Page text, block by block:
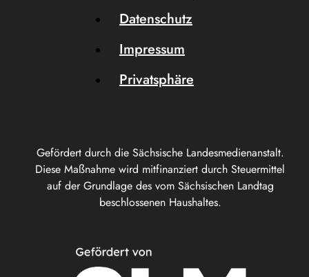
Gefördert durch die Sächsische Landesmedienanstalt.
Diese Maßnahme wird mitfinanziert durch Steuermittel
auf der Grundlage des vom Sächsischen Landtag
beschlossenen Haushaltes.
Datenschutz
Impressum
Privatsphäre